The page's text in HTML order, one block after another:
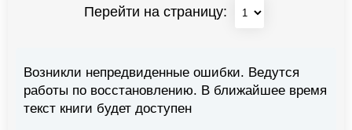
Перейти на страницу:
Возникли непредвиденные ошибки. Ведутся
работы по восстановлению. В ближайшее время
текст книги будет доступен